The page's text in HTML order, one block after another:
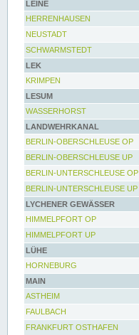
LEINE
HERRENHAUSEN
NEUSTADT
SCHWARMSTEDT
LEK
KRIMPEN
LESUM
WASSERHORST
LANDWEHRKANAL
BERLIN-OBERSCHLEUSE OP
BERLIN-OBERSCHLEUSE UP
BERLIN-UNTERSCHLEUSE OP
BERLIN-UNTERSCHLEUSE UP
LYCHENER GEWÄSSER
HIMMELPFORT OP
HIMMELPFORT UP
LÜHE
HORNEBURG
MAIN
ASTHEIM
FAULBACH
FRANKFURT OSTHAFEN